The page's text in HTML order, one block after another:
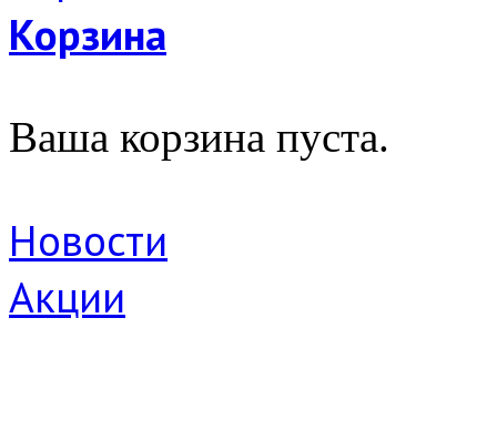
Корзина
Ваша корзина пуста.
Новости
Акции